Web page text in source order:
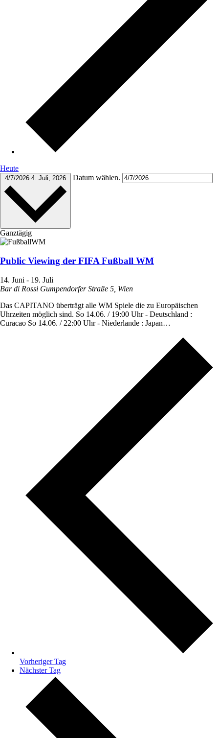
Heute
4/7/2026 4. Juli, 2026 Datum wählen.
Ganztägig
Public Viewing der FIFA Fußball WM
14. Juni - 19. Juli
Bar di Rossi Gumpendorfer Straße 5, Wien
Das CAPITANO überträgt alle WM Spiele die zu Europäischen
Uhrzeiten möglich sind. So 14.06. / 19:00 Uhr - Deutschland :
Curacao So 14.06. / 22:00 Uhr - Niederlande : Japan…
Vorheriger Tag
Nächster Tag